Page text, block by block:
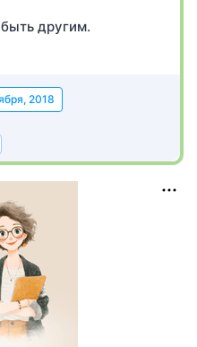
другим.
2018